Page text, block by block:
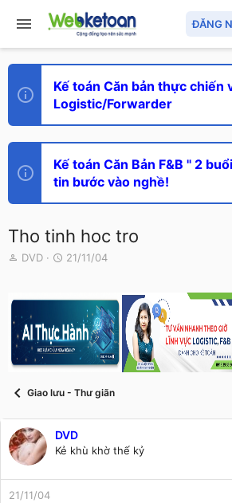
ĐĂNG
Kế toán Căn bản thực chiến
Logistic/Forwarder
Kế toán Căn Bản F&B " 2
tin bước vào nghề!
Tho tinh hoc tro
T
e
a
d
s
a
r
DVD
N
y
ử
i
21/11/04
Giao lưu - Thư giãn
DVD
Kẻ khù khờ thế kỷ
21/11/04